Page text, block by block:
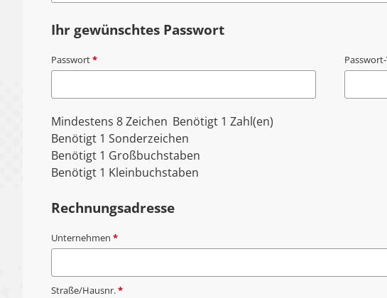
Ihr gewünschtes Passwort
Passwort*
Mindestens 8 Zeichen Benötigt 1 Zahl(en)
Benötigt 1 Sonderzeichen
Benötigt 1 Großbuchstaben
Benötigt 1 Kleinbuchstaben
Rechnungsadresse
Unternehmen *
Straße/Hausnr.*